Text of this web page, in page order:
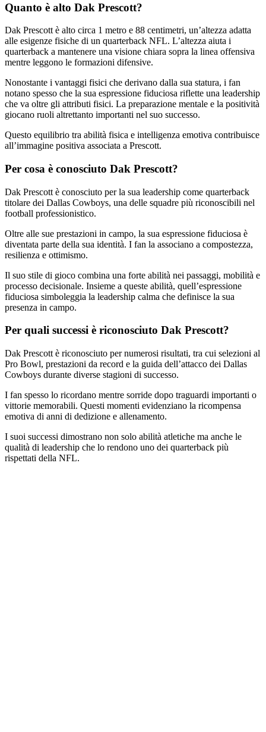
Quanto è alto Dak Prescott?
Dak Prescott è alto circa 1 metro e 88 centimetri, un’altezza adatta
alle esigenze fisiche di un quarterback NFL. L’altezza aiuta i
quarterback a mantenere una visione chiara sopra la linea offensiva
mentre leggono le formazioni difensive.
Nonostante i vantaggi fisici che derivano dalla sua statura, i fan
notano spesso che la sua espressione fiduciosa riflette una leadership
che va oltre gli attributi fisici. La preparazione mentale e la positività
giocano ruoli altrettanto importanti nel suo successo.
Questo equilibrio tra abilità fisica e intelligenza emotiva contribuisce
all’immagine positiva associata a Prescott.
Per cosa è conosciuto Dak Prescott?
Dak Prescott è conosciuto per la sua leadership come quarterback
titolare dei Dallas Cowboys, una delle squadre più riconoscibili nel
football professionistico.
Oltre alle sue prestazioni in campo, la sua espressione fiduciosa è
diventata parte della sua identità. I fan la associano a compostezza,
resilienza e ottimismo.
Il suo stile di gioco combina una forte abilità nei passaggi, mobilità e
processo decisionale. Insieme a queste abilità, quell’espressione
fiduciosa simboleggia la leadership calma che definisce la sua
presenza in campo.
Per quali successi è riconosciuto Dak Prescott?
Dak Prescott è riconosciuto per numerosi risultati, tra cui selezioni al
Pro Bowl, prestazioni da record e la guida dell’attacco dei Dallas
Cowboys durante diverse stagioni di successo.
I fan spesso lo ricordano mentre sorride dopo traguardi importanti o
vittorie memorabili. Questi momenti evidenziano la ricompensa
emotiva di anni di dedizione e allenamento.
I suoi successi dimostrano non solo abilità atletiche ma anche le
qualità di leadership che lo rendono uno dei quarterback più
rispettati della NFL.